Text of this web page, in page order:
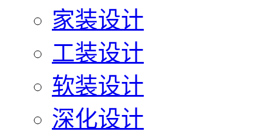
家装设计
工装设计
软装设计
深化设计